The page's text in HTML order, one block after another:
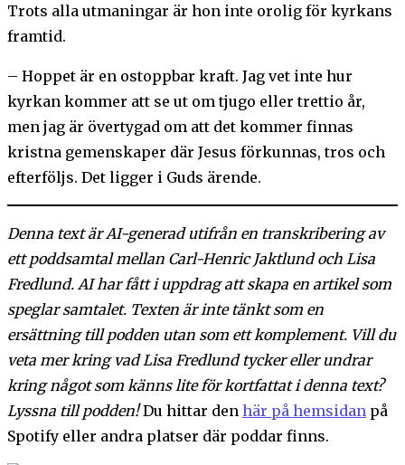
Trots alla utmaningar är hon inte orolig för kyrkans
framtid.
– Hoppet är en ostoppbar kraft. Jag vet inte hur
kyrkan kommer att se ut om tjugo eller trettio år,
men jag är övertygad om att det kommer finnas
kristna gemenskaper där Jesus förkunnas, tros och
efterföljs. Det ligger i Guds ärende.
Denna text är AI-generad utifrån en transkribering av
ett poddsamtal mellan Carl-Henric Jaktlund och Lisa
Fredlund. AI har fått i uppdrag att skapa en artikel som
speglar samtalet. Texten är inte tänkt som en
ersättning till podden utan som ett komplement. Vill du
veta mer kring vad Lisa Fredlund tycker eller undrar
kring något som känns lite för kortfattat i denna text?
Lyssna till podden!Du hittar den här på hemsidan på
Spotify eller andra platser där poddar finns.